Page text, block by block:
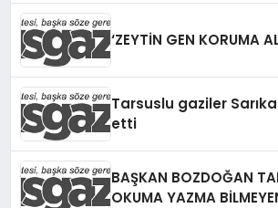
‘ZEYTİN GEN KORUMA
Tarsuslu gaziler
etti
BAŞKAN BOZDOĞAN
OKUMA YAZMA